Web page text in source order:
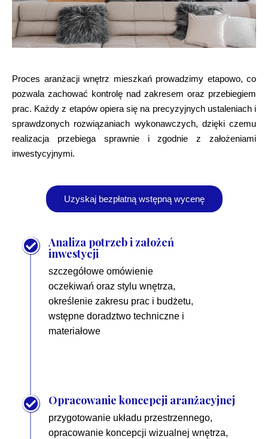
Proces aranżacji wnętrz mieszkań prowadzimy etapowo, co
pozwala zachować kontrolę nad zakresem oraz przebiegiem
prac. Każdy z etapów opiera się na precyzyjnych ustaleniach i
sprawdzonych rozwiązaniach wykonawczych, dzięki czemu
realizacja przebiega sprawnie i zgodnie z założeniami
inwestycyjnymi.
Uzyskaj bezpłatną wstępną wycenę
Analiza potrzeb i założeń
inwestycji
szczegółowe omówienie
oczekiwań oraz stylu wnętrza,
określenie zakresu prac i budżetu,
wstępne doradztwo techniczne i
materiałowe
Opracowanie koncepcji aranżacyjnej
przygotowanie układu przestrzennego,
opracowanie koncepcji wizualnej wnętrza,